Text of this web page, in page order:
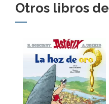
Otros libros